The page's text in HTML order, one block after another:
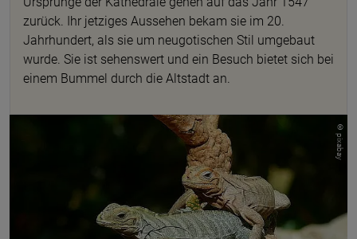
zurück. Ihr jetziges Aussehen bekam sie im 20.
Jahrhundert, als sie um neugotischen Stil umgebaut
wurde. Sie ist sehenswert und ein Besuch bietet sich bei
einem Bummel durch die Altstadt an.
© pixabay